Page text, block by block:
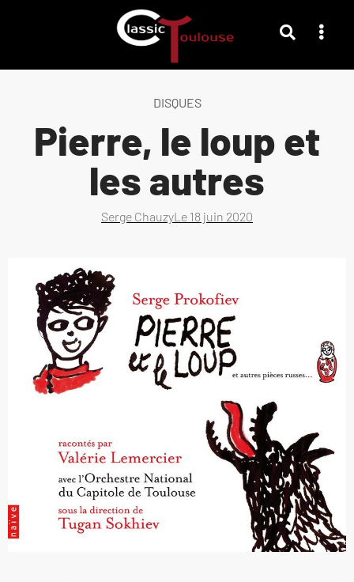
DISQUES
Pierre, le loup et
les autres
Serge ChauzyLe 18 juin 2020